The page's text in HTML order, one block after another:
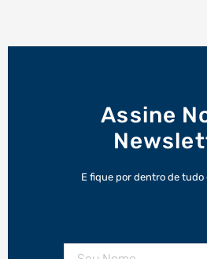
Assine
E fique por dentro de tudo